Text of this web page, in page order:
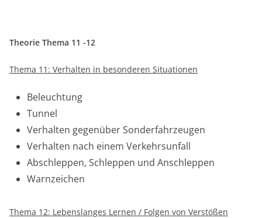
Theorie Thema 11 -12
Thema 11: Verhalten in besonderen Situationen
Beleuchtung
Tunnel
Verhalten gegenüber Sonderfahrzeugen
Verhalten nach einem Verkehrsunfall
Abschleppen, Schleppen und Anschleppen
Warnzeichen
Thema 12: Lebenslanges Lernen / Folgen von Verstößen